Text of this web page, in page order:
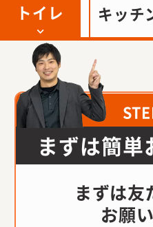
トイレ キッチ
まずは簡単
まずは友
お願